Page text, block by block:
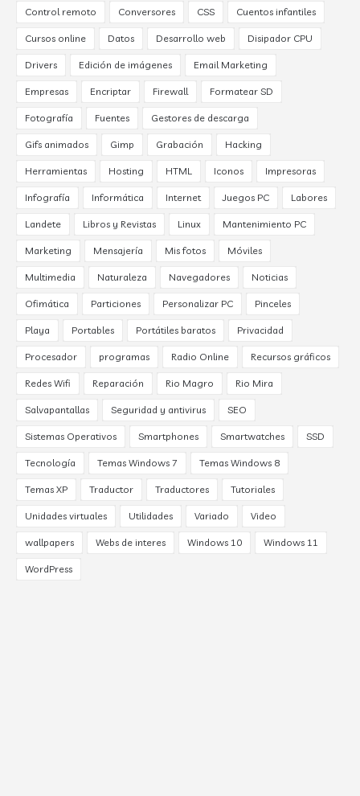
Control remoto Conversores CSS Cuentos infantiles
Cursos online Datos Desarrollo web Disipador CPU
Drivers Edición de imágenes Email Marketing
Empresas Encriptar Firewall Formatear SD
Fotografía Fuentes Gestores de descarga
Gifs animados Gimp Grabación Hacking
Herramientas Hosting HTML Iconos Impresoras
Infografía Informática Internet Juegos PC Labores
Landete Libros y Revistas Linux Mantenimiento PC
Marketing Mensajería Mis fotos Móviles
Multimedia Naturaleza Navegadores Noticias
Ofimática Particiones Personalizar PC Pinceles
Playa Portables Portátiles baratos Privacidad
Procesador programas Radio Online Recursos gráficos
Redes Wifi Reparación Rio Magro Rio Mira
Salvapantallas Seguridad y antivirus SEO
Sistemas Operativos Smartphones Smartwatches SSD
Tecnología Temas Windows 7 Temas Windows 8
Temas XP Traductor Traductores Tutoriales
Unidades virtuales Utilidades Variado Video
wallpapers Webs de interes Windows 10 Windows 11
WordPress